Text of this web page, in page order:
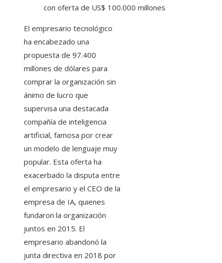
con oferta de US$ 100.000 millones
El empresario tecnológico
ha encabezado una
propuesta de 97.400
millones de dólares para
comprar la organización sin
ánimo de lucro que
supervisa una destacada
compañía de inteligencia
artificial, famosa por crear
un modelo de lenguaje muy
popular. Esta oferta ha
exacerbado la disputa entre
el empresario y el CEO de la
empresa de IA, quienes
fundaron la organización
juntos en 2015. El
empresario abandonó la
junta directiva en 2018 por